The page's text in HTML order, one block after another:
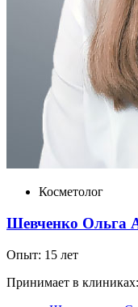
Косметолог
Шевченко Ольга
Опыт: 15 лет
Принимает в клиниках: